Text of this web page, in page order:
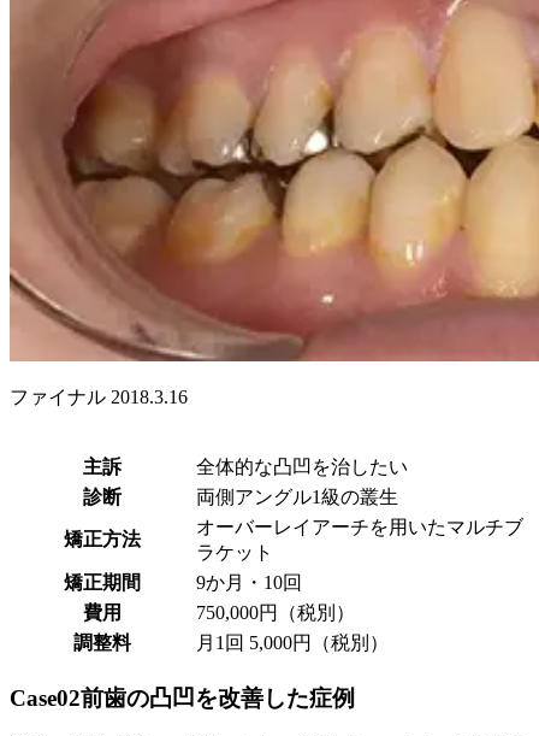
ファイナル 2018.3.16
主訴
全体的な凸凹を治したい
診断
両側アングル1級の叢生
矯正方法
オーバーレイアーチを用いたマルチブ
ラケット
矯正期間
9か月・10回
費用
750,000円（税別）
調整料
月1回 5,000円（税別）
Case02前歯の凸凹を改善した症例